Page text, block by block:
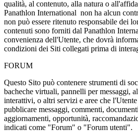
qualità, al contenuto, alla natura o
Panathlon International non ha alcun
non può essere ritenuto responsabile dei
contenuti sono forniti dal Panathlon
convenienza dell'Utente, che dovrà
condizioni dei Siti collegati prima di
FORUM
Questo Sito può contenere strumenti di
bacheche virtuali, pannelli per messaggi,
interattivi, o altri servizi e aree che
pubblicare messaggi, commenti,
aggiornamenti, opportunità,
indicati come "Forum" o "Forum utenti".